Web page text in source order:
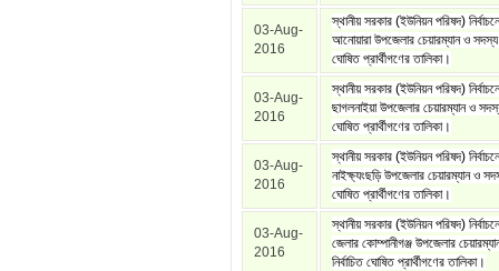
03-Aug-
2016
স্থানীয় সরকার (ইউনিয়ন পরিষদ)
আনোয়ারা উপজেলার চেয়ারম্যান ও সদস্য
ঘোষিত প্রার্থীগণের তালিকা।
03-Aug-
2016
স্থানীয় সরকার (ইউনিয়ন পরিষদ)
ছাগলনাইয়া উপজেলার চেয়ারম্যান ও
ঘোষিত প্রার্থীগণের তালিকা।
03-Aug-
2016
স্থানীয় সরকার (ইউনিয়ন পরিষদ)
নাইক্ষ্যংছড়ি উপজেলার চেয়ারম্যান ও
ঘোষিত প্রার্থীগণের তালিকা।
03-Aug-
2016
স্থানীয় সরকার (ইউনিয়ন পরিষদ)
জেলার কোম্পানীগঞ্জ উপজেলার
নির্বাচিত ঘোষিত প্রার্থীগণের তালিকা।